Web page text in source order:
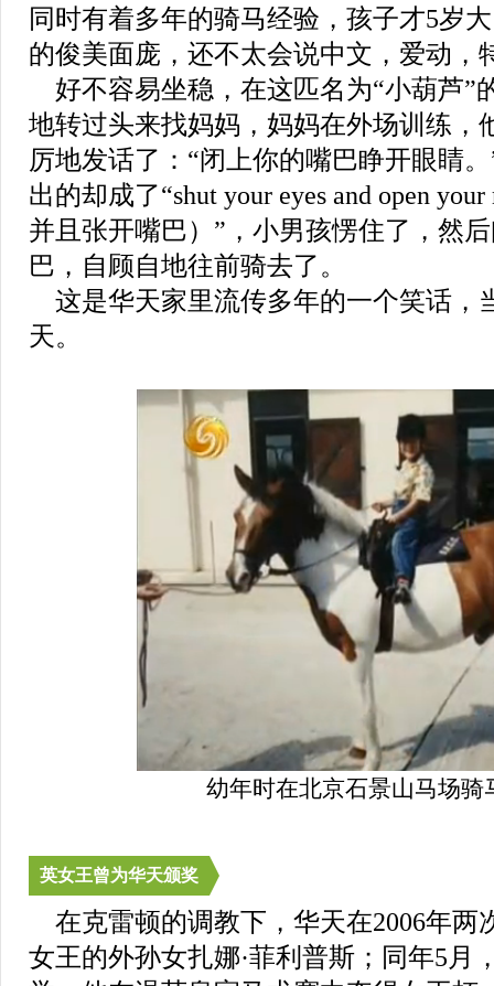
同时有着多年的骑马经验，孩子才5岁
的俊美面庞，还不太会说中文，爱动，
好不容易坐稳，在这匹名为“小葫芦”
地转过头来找妈妈，妈妈在外场训练，
厉地发话了：“闭上你的嘴巴睁开眼睛
出的却成了“shut your eyes and open
并且张开嘴巴）”，小男孩愣住了，然
巴，自顾自地往前骑去了。
这是华天家里流传多年的一个笑话，
天。
幼年时在北京石景山马场骑
英女王曾为华天颁奖
在克雷顿的调教下，华天在2006年两
女王的外孙女扎娜·菲利普斯；同年5月